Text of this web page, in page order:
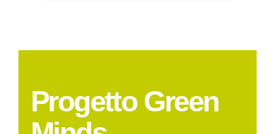
Progetto Green